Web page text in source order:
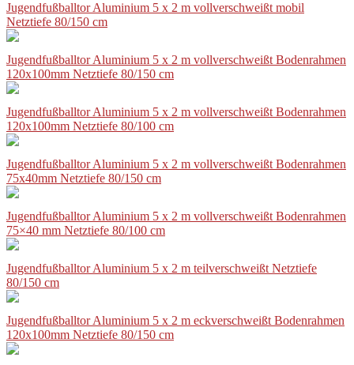
Jugendfußballtor Aluminium 5 x 2 m vollverschweißt mobil
Netztiefe 80/150 cm
Jugendfußballtor Aluminium 5 x 2 m vollverschweißt Bodenrahmen
120x100mm Netztiefe 80/150 cm
Jugendfußballtor Aluminium 5 x 2 m vollverschweißt Bodenrahmen
120x100mm Netztiefe 80/100 cm
Jugendfußballtor Aluminium 5 x 2 m vollverschweißt Bodenrahmen
75x40mm Netztiefe 80/150 cm
Jugendfußballtor Aluminium 5 x 2 m vollverschweißt Bodenrahmen
75×40 mm Netztiefe 80/100 cm
Jugendfußballtor Aluminium 5 x 2 m teilverschweißt Netztiefe
80/150 cm
Jugendfußballtor Aluminium 5 x 2 m eckverschweißt Bodenrahmen
120x100mm Netztiefe 80/150 cm